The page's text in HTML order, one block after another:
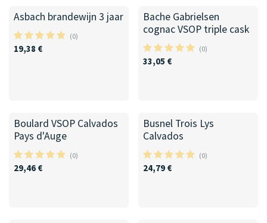
Asbach brandewijn 3 jaar
(0)
19,38 €
Bache Gabrielsen
cognac VSOP triple cask
(0)
33,05 €
Boulard VSOP Calvados
Pays d'Auge
(0)
29,46 €
Busnel Trois Lys
Calvados
(0)
24,79€